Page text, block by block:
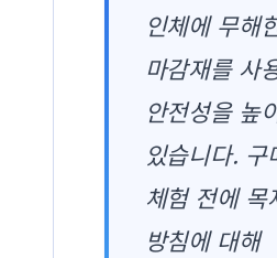
인체에 무해
마감재를 사
안전성을 높
있습니다. 구
체험 전에 목
방침에 대해